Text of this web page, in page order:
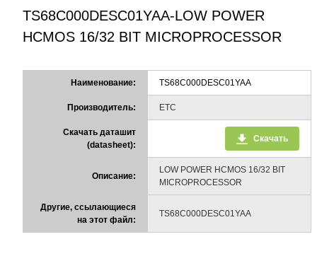
TS68C000DESC01YAA-LOW POWER
HCMOS 16/32 BIT MICROPROCESSOR
Наименование: TS68C000DESC01YAA
Производитель: ETC
Скачать даташит
(datasheet):
Скачать
Описание:
LOW POWER HCMOS 16/32 BIT
MICROPROCESSOR
Другие, ссылающиеся
на этот файл:
TS68C000DESC01YAA